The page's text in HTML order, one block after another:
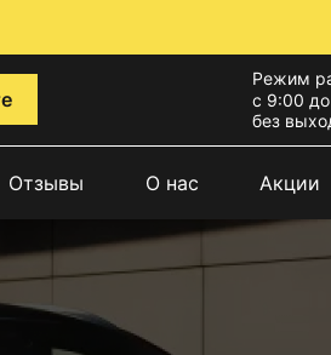
Режим
с 9:00
без
Отзывы О нас Акции